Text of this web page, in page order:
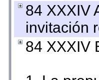
84 XXXIV
invitación
84 XXXIV